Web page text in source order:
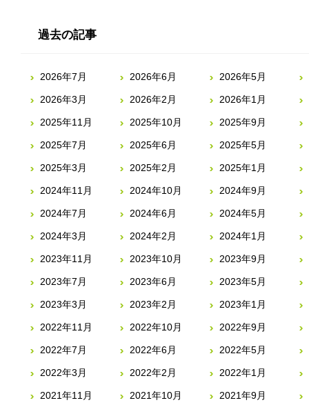
過去の記事
2026年7月 2026年6月 2026年5月
2026年3月 2026年2月 2026年1月
2025年11月 2025年10月 2025年9月
2025年7月 2025年6月 2025年5月
2025年3月 2025年2月 2025年1月
2024年11月 2024年10月 2024年9月
2024年7月 2024年6月 2024年5月
2024年3月 2024年2月 2024年1月
2023年11月 2023年10月 2023年9月
2023年7月 2023年6月 2023年5月
2023年3月 2023年2月 2023年1月
2022年11月 2022年10月 2022年9月
2022年7月 2022年6月 2022年5月
2022年3月 2022年2月 2022年1月
2021年11月 2021年10月 2021年9月